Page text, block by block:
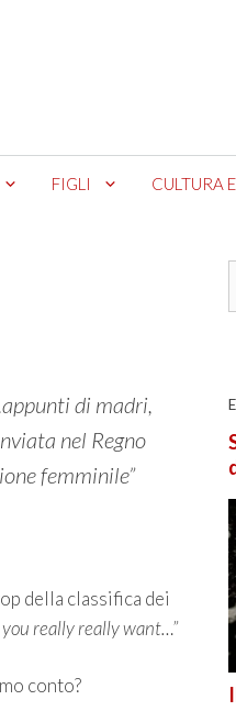
FIGLI CULTURA
di madri,
nel Regno
femminile”
della classifica dei
really really want…”
conto?